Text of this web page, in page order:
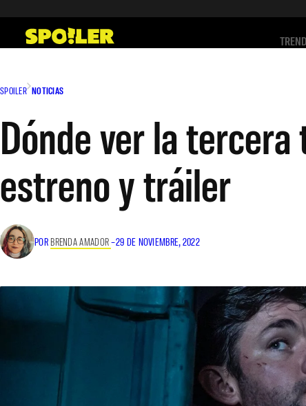
contenido
SPOILER NOTICIAS
Dónde ver la tercera
estreno y tráiler
POR BRENDA AMADOR–29 DE NOVIEMBRE, 2022